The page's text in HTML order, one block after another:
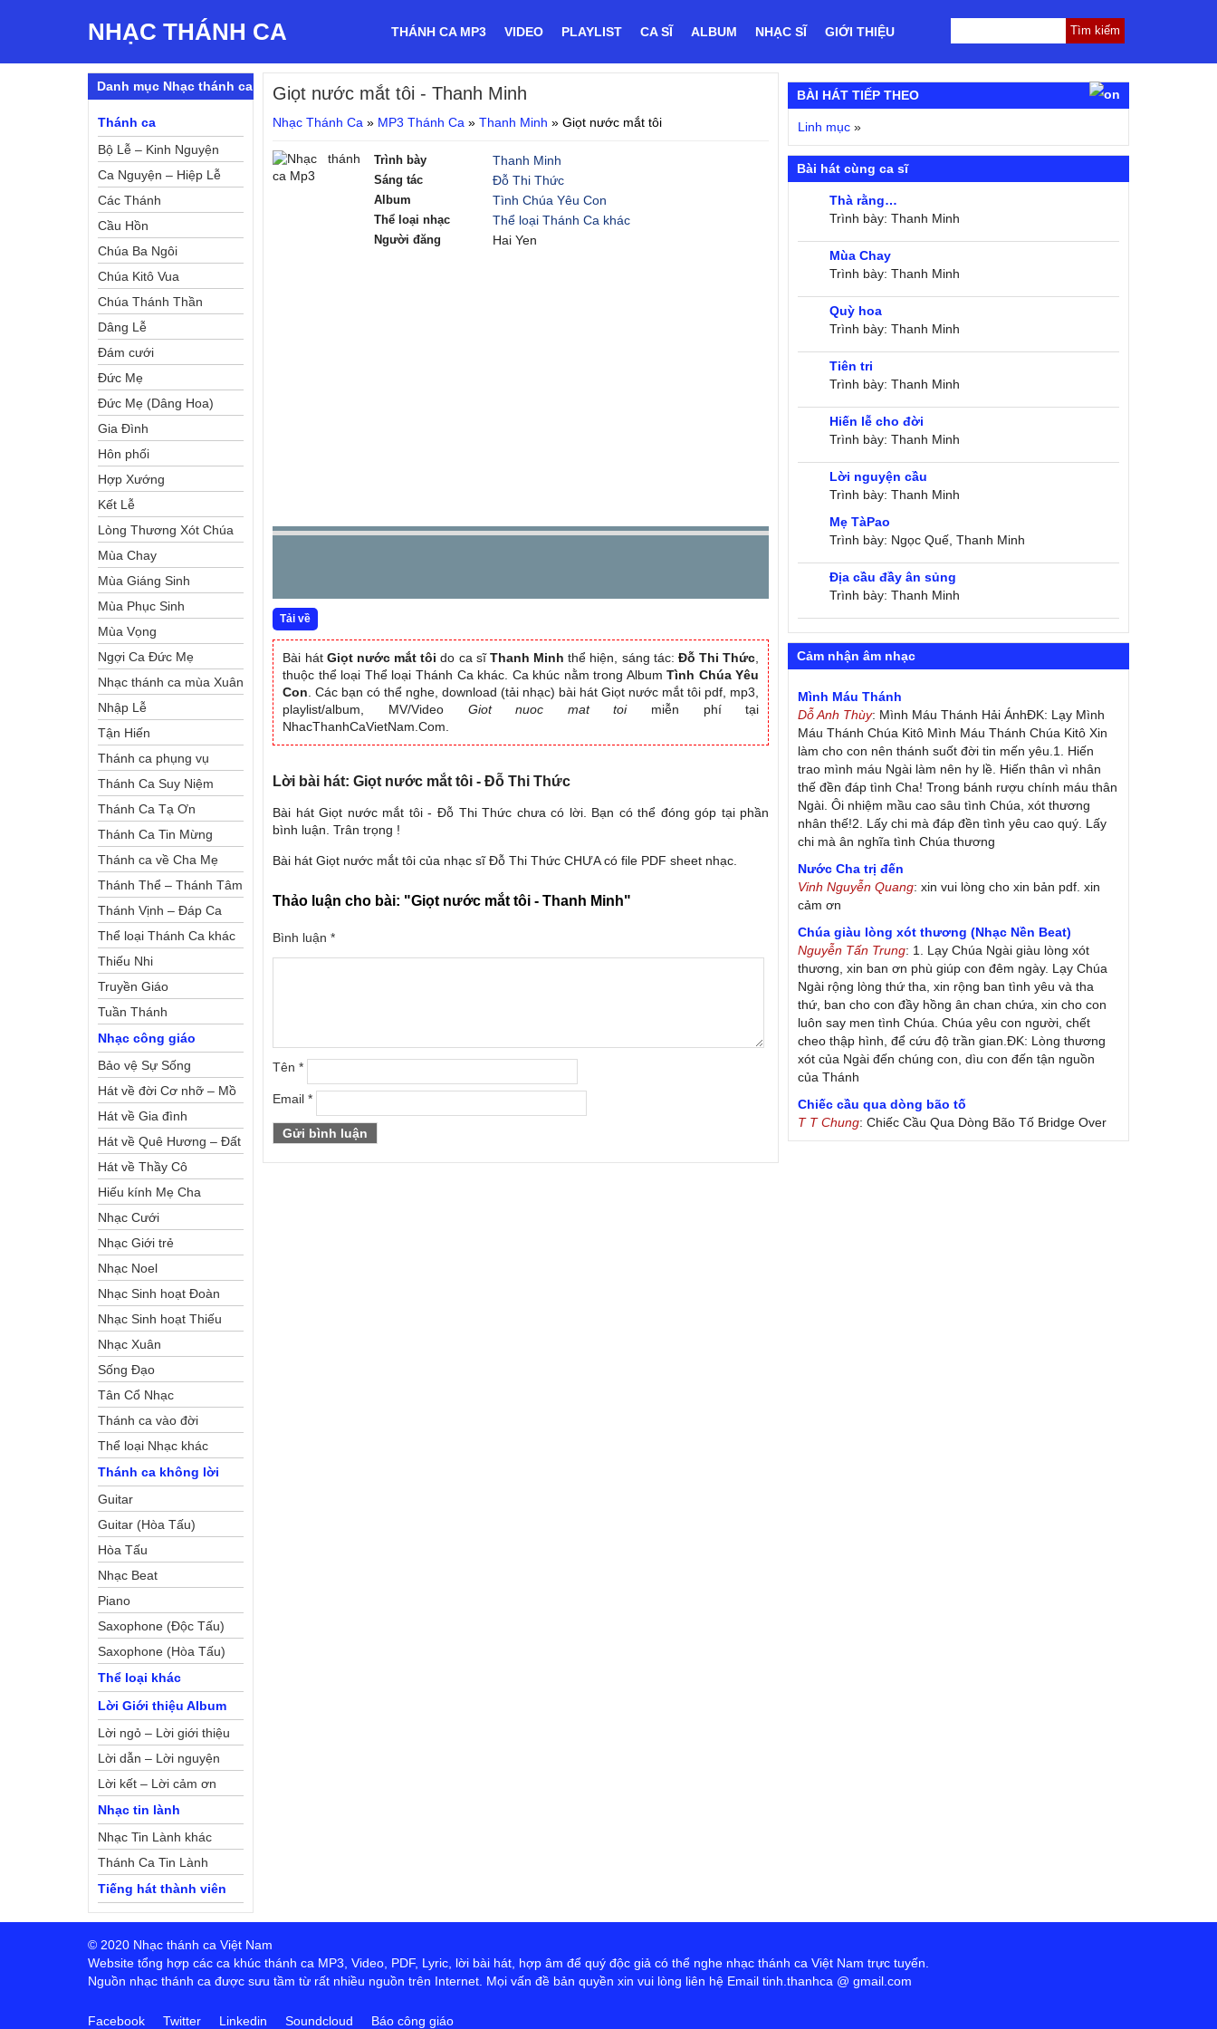
NHẠC THÁNH CA THÁNH CA MP3 VIDEO PLAYLIST CA SĨ ALBUM NHẠC SĨ GIỚI THIỆU
Giọt nước mắt tôi - Thanh Minh
Nhạc Thánh Ca » MP3 Thánh Ca »Thanh Minh »Giọt nước mắt tôi
Trình bày Thanh Minh
Sáng tác Đỗ Thi Thức
Album Tình Chúa Yêu Con
Thể loại nhạc Thể loại Thánh Ca khác
Người đăng Hai Yen
Tải về
Bài hát Giọt nước mắt tôi do ca sĩThanh Minh thể hiện, sáng tác:Đỗ Thi Thức
thuộc thể loại Thể loại Thánh Ca khác. Ca khúc nằm trong AlbumTình Chúa Yêu
Con . Các bạn có thể nghe, download (tải nhạc) bài hát Giọt nước mắt tôi pdf, mp3,
playlist/album, MV/Video Giot nuoc mat toimiễn phí tại
NhacThanhCaVietNam.Com.
Lời bài hát: Giọt nước mắt tôi - Đỗ Thi Thức
Bài hát Giọt nước mắt tôi - Đỗ Thi Thức chưa có lời. Bạn có thể đóng góp tại phần
bình luận. Trân trọng !
Bài hát Giọt nước mắt tôi của nhạc sĩ Đỗ Thi Thức CHƯA có file PDF sheet nhạc.
Thảo luận cho bài: "Giọt nước mắt tôi - Thanh Minh"
Bình luận*
Tên*
Email*
Danh mục Nhạc thánh ca
Thánh ca
Bộ Lễ – Kinh Nguyện
Ca Nguyện – Hiệp Lễ
Các Thánh
Cầu Hồn
Chúa Ba Ngôi
Chúa Kitô Vua
Chúa Thánh Thần
Dâng Lễ
Đám cưới
Đức Mẹ
Đức Mẹ (Dâng Hoa)
Gia Đình
Hôn phối
Hợp Xướng
Kết Lễ
Lòng Thương Xót Chúa
Mùa Chay
Mùa Giáng Sinh
Mùa Phục Sinh
Mùa Vọng
Ngợi Ca Đức Mẹ
Nhạc thánh ca mùa Xuân
Nhập Lễ
Tận Hiến
Thánh ca phụng vụ
Thánh Ca Suy Niệm
Thánh Ca Tạ Ơn
Thánh Ca Tin Mừng
Thánh ca về Cha Mẹ
Thánh Thể – Thánh Tâm
Thánh Vịnh – Đáp Ca
Thể loại Thánh Ca khác
Thiếu Nhi
Truyền Giáo
Tuần Thánh
Nhạc công giáo
Bảo vệ Sự Sống
Hát về đời Cơ nhỡ – Mồ
côi
Hát về Gia đình
Hát về Quê Hương – Đất
Nước
Hát về Thầy Cô
Hiếu kính Mẹ Cha
Nhạc Cưới
Nhạc Giới trẻ
Nhạc Noel
Nhạc Sinh hoạt Đoàn
Thể Công Giáo
Nhạc Sinh hoạt Thiếu
Nhi
Nhạc Xuân
Sống Đạo
Tân Cổ Nhạc
Thánh ca vào đời
Thể loại Nhạc khác
Thánh ca không lời
Guitar
Guitar (Hòa Tấu)
Hòa Tấu
Nhạc Beat
Piano
Saxophone (Độc Tấu)
Saxophone (Hòa Tấu)
Thể loại khác
Lời Giới thiệu Album
Lời ngỏ – Lời giới thiệu
Lời dẫn – Lời nguyện
Lời kết – Lời cảm ơn
Nhạc tin lành
Nhạc Tin Lành khác
Thánh Ca Tin Lành
Tiếng hát thành viên
BÀI HÁT TIẾP THEO
Linh mục »
Bài hát cùng ca sĩ
Thà rằng…
Trình bày: Thanh Minh
Mùa Chay
Trình bày: Thanh Minh
Quỳ hoa
Trình bày: Thanh Minh
Tiên tri
Trình bày: Thanh Minh
Hiến lễ cho đời
Trình bày: Thanh Minh
Lời nguyện cầu
Trình bày: Thanh Minh
Mẹ TàPao
Trình bày: Ngọc Quế, Thanh Minh
Địa cầu đầy ân sủng
Trình bày: Thanh Minh
Cảm nhận âm nhạc
Mình Máu Thánh
Dỗ Anh Thùy: Mình Máu Thánh Hải ÁnhĐK: Lạy Mình
Máu Thánh Chúa Kitô Mình Máu Thánh Chúa Kitô Xin
làm cho con nên thánh suốt đời tin mến yêu.1. Hiến
trao mình máu Ngài làm nên hy lề. Hiến thân vì nhân
thế đền đáp tình Cha! Trong bánh rượu chính máu thân
Ngài. Ôi nhiệm mầu cao sâu tình Chúa, xót thương
nhân thế!2. Lấy chi mà đáp đền tình yêu cao quý. Lấy
chi mà ân nghĩa tình Chúa thương
Nước Cha trị đến
Vinh Nguyễn Quang: xin vui lòng cho xin bản pdf. xin
cảm ơn
Chúa giàu lòng xót thương (Nhạc Nền Beat)
Nguyễn Tấn Trung: 1. Lạy Chúa Ngài giàu lòng xót
thương, xin ban ơn phù giúp con đêm ngày. Lạy Chúa
Ngài rộng lòng thứ tha, xin rộng ban tình yêu và tha
thứ, ban cho con đầy hồng ân chan chứa, xin cho con
luôn say men tình Chúa. Chúa yêu con người, chết
cheo thập hình, để cứu độ trần gian.ĐK: Lòng thương
xót của Ngài đến chúng con, dìu con đến tận nguồn
của Thánh
Chiếc cầu qua dòng bão tố
T T Chung: Chiếc Cầu Qua Dòng Bão Tố Bridge Over
Troubled Water by Simon & Garfunkel (Released
© 2020 Nhạc thánh ca Việt Nam
Website tổng hợp các ca khúc thánh ca MP3, Video, PDF, Lyric, lời bài hát, hợp âm để quý độc giả có thể nghe nhạc thánh ca Việt Nam trực tuyến.
Nguồn nhạc thánh ca được sưu tầm từ rất nhiều nguồn trên Internet. Mọi vấn đề bản quyền xin vui lòng liên hệ Email tinh.thanhca @ gmail.com
Facebook Twitter Linkedin Soundcloud Báo công giáo